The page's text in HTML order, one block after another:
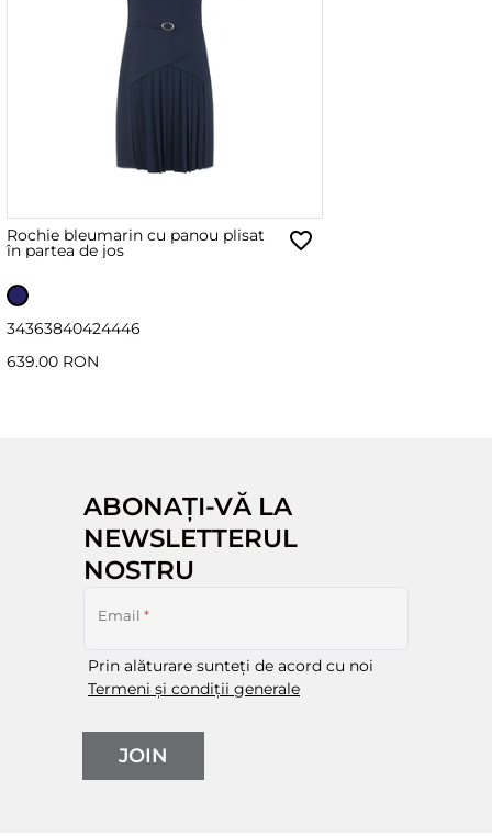
Rochie bleumarin cu panou plisat
în partea de jos
34363840424446
639.00 RON
ABONAȚI-VĂ LA
NEWSLETTERUL
NOSTRU
Email *
Prin alăturare sunteți de acord cu noi
Termeni și condiții generale
JOIN